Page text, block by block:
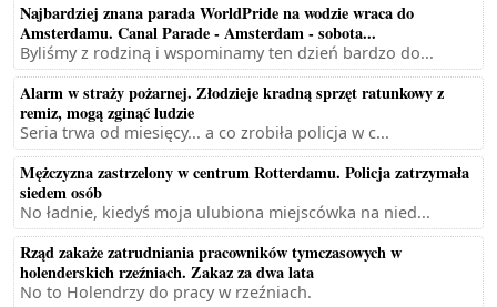
Najbardziej znana parada WorldPride na wodzie wraca do
Amsterdamu. Canal Parade - Amsterdam - sobota...
Byliśmy z rodziną i wspominamy ten dzień bardzo do...
Alarm w straży pożarnej. Złodzieje kradną sprzęt ratunkowy z
remiz, mogą zginąć ludzie
Seria trwa od miesięcy... a co zrobiła policja w c...
Mężczyzna zastrzelony w centrum Rotterdamu. Policja zatrzymała
siedem osób
No ładnie, kiedyś moja ulubiona miejscówka na nied...
Rząd zakaże zatrudniania pracowników tymczasowych w
holenderskich rzeźniach. Zakaz za dwa lata
No to Holendrzy do pracy w rzeźniach.